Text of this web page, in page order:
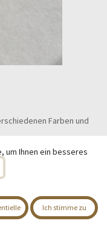
Farben und
sie eine originelle
cm
um Ihnen ein besseres
Ich stimme zu